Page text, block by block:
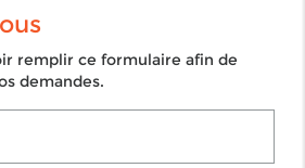
remplir ce formulaire afin de
demandes.